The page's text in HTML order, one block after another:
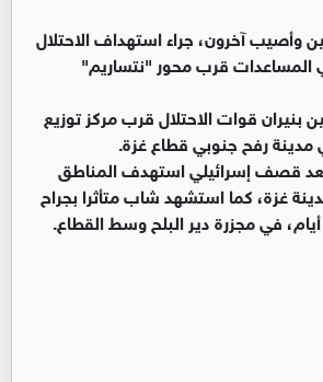
مواطنين وأصيب آخرون، جراء استهداف الاحتلال
المساعدات قرب محور "نتساريم"
مواطنين بنيران قوات الاحتلال قرب مركز توزيع
رفح جنوبي قطاع غزة.
قصف إسرائيلي استهدف المناطق
غزة، كما استشهد شاب متأثرا بجراح
في مجزرة دير البلح وسط القطاع.